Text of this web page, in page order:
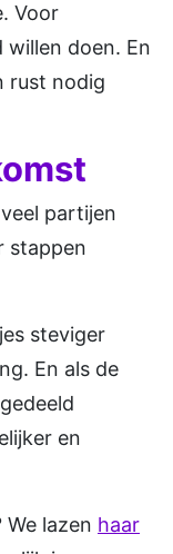
Voor
doen. En
rust nodig
partijen
stappen
steviger
En als de
en
lazen haar